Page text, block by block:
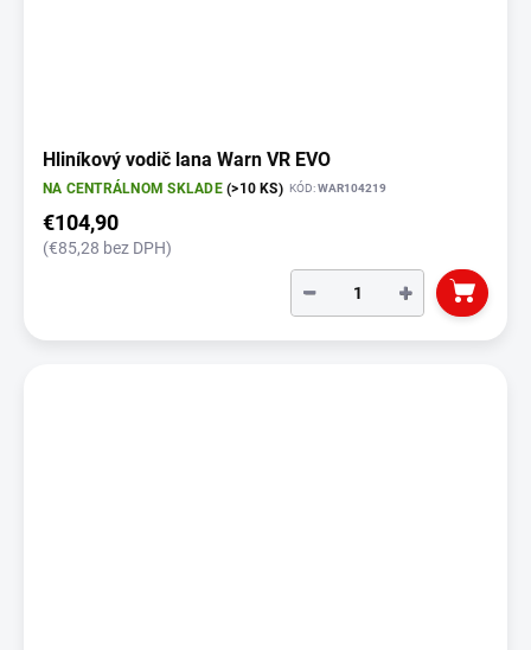
Hliníkový vodič lana Warn VR EVO
NA CENTRÁLNOM SKLADE(>10 KS) KÓD:WAR104219
€104,90
(€85,28 bez DPH)
+
−